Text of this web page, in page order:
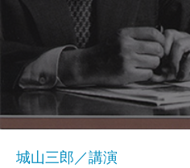
城山三郎／講演